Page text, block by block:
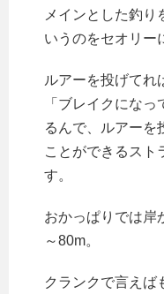
メインとした釣り
いうのをセオリー
ルアーを投げてれ
「ブレイクにな
るんで、ルアーを
ことができるスト
す。
おかっぱりでは岸
～80m。
クランクで言えば